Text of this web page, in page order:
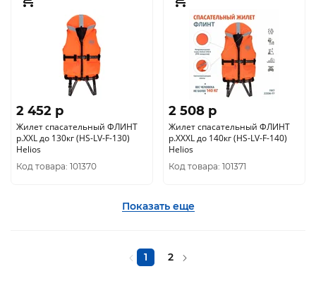
2 452 p
Жилет спасательный ФЛИНТ
р.XXL до 130кг (HS-LV-F-130)
Helios
Код товара: 101370
2 508 p
Жилет спасательный ФЛИНТ
р.XXXL до 140кг (HS-LV-F-140)
Helios
Код товара: 101371
Показать еще
1 2